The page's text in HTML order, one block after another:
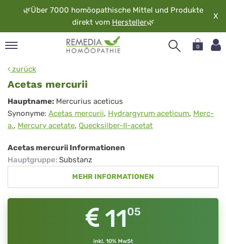
🌿Über 7000 homöopathische Mittel und Produkte
direkt vom Hersteller🌿
X
0
zurück
Acetas mercurii
Acetas
mercurii
Hauptname: Mercurius aceticus
Synonyme: Acetas mercurii, Hydrargyrum aceticum, Merc-
a., Mercury acetate, Quecksilber-II-acetat
Acetas mercurii Informationen
Hauptgruppe: Substanz
MEHR INFORMATIONEN
1105
inkl. 10% MwSt